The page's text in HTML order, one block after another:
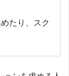
たり、スク